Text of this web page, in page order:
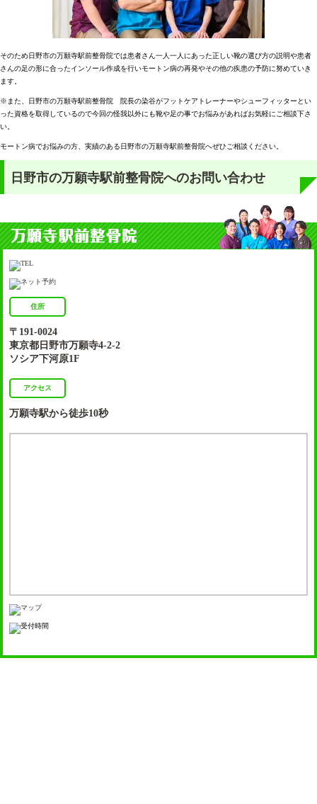
そのため日野市の万願寺駅前整骨院では患者さん一人一人にあった正しい靴の選び方の説明や患者
さんの足の形に合ったインソール作成を行いモートン病の再発やその他の疾患の予防に努めていき
ます。
※また、日野市の万願寺駅前整骨院 院長の染谷がフットケアトレーナーやシューフィッターとい
った資格を取得しているので今回の怪我以外にも靴や足の事でお悩みがあればお気軽にご相談下さ
い。
モートン病でお悩みの方、実績のある日野市の万願寺駅前整骨院へぜひご相談ください。
日野市の万願寺駅前整骨院へのお問い合わせ
住所
〒191-0024
東京都日野市万願寺4-2-2
ソシア下河原1F
アクセス
万願寺駅から徒歩10秒